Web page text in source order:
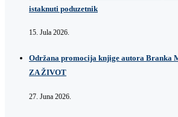
istaknuti poduzetnik
15. Jula 2026.
Održana promocija knjige autora
ZA ŽIVOT
27. Juna 2026.